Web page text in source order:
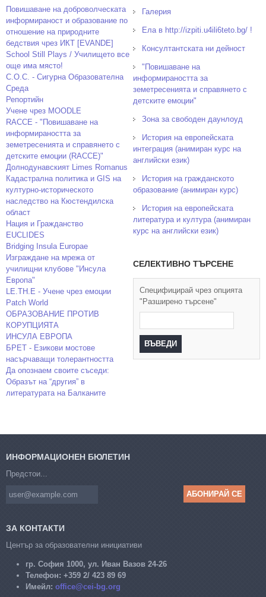
Повишаване на доброволческата
информираност и образование по
отношение на природните
бедствия чрез ИКТ [EVANDE]
School Still Plays / Училището все
още има място!
С.О.С. - Сигурна Образователна
Среда
Репортийн
Учене чрез MOODLE
RACCE - "Повишаване на
информираността за
земетресенията и справянето с
детските емоции (RACCE)"
Долнодунавският Limes Romanus
Кадастрална политика и GIS на
културно-историческото
наследство на Кюстендилска
област
Нация и Гражданство
EUCLIDES
Bridging Insula Europae
Изграждане на мрежа от
училищни клубове "Инсула
Европа"
LE.TH.E - Учене чрез емоции
Patch World
ОБРАЗОВАНИЕ ПРОТИВ
КОРУПЦИЯТА
ИНСУЛА ЕВРОПА
БРЕТ - Езикови мостове
насърчаващи толерантността
Да опознаем своите съседи:
Образът на “другия” в
литературата на Балканите
Галерия
Ела в http://izpiti.u4ili6teto.bg/ !
Консултантската ни дейност
"Повишаване на
информираността за
земетресенията и справянето с
детските емоции"
Зона за свободен даунлоуд
История на европейската
интеграция (анимиран курс на
английски език)
История на гражданското
образование (анимиран курс)
История на европейската
литература и култура (анимиран
курс на английски език)
СЕЛЕКТИВНО ТЪРСЕНЕ
Специфицирай чрез опцията
"Разширено търсене"
ИНФОРМАЦИОНЕН БЮЛЕТИН
Предстои...
ЗА КОНТАКТИ
Център за образователни инициативи
гр. София 1000, ул. Иван Вазов 24-26
Телефон: +359 2/ 423 89 69
Имейл: office@cei-bg.org